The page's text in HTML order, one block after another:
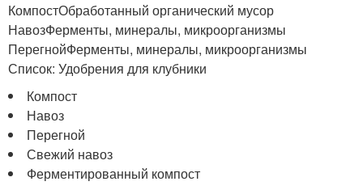
КомпостОбработанный органический мусор
НавозФерменты, минералы, микроорганизмы
ПерегнойФерменты, минералы, микроорганизмы
Список: Удобрения для клубники
Компост
Навоз
Перегной
Свежий навоз
Ферментированный компост